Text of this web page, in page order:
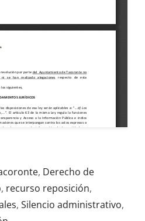
, Derecho de
, recurso reposición,
, Silencio administrativo,